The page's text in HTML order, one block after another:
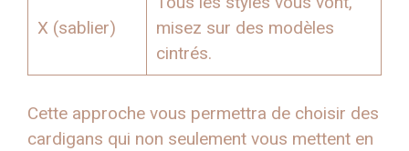
X (sablier)
misez sur des modèles
cintrés.
Cette approche vous permettra de choisir des
cardigans qui non seulement vous mettent en